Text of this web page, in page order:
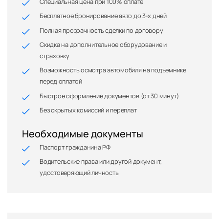
Бесплатное бронирование авто до 3-х дней
Полная прозрачность сделки по договору
Скидка на дополнительное оборудование и
страховку
Возможность осмотра автомобиля на подъемнике
перед оплатой
Быстрое оформление документов (от 30 минут)
Без скрытых комиссий и переплат
Необходимые документы
Паспорт гражданина РФ
Водительские права или другой документ,
удостоверяющий личность